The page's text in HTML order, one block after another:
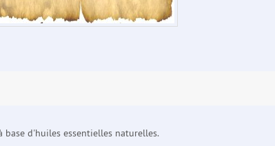
base d'huiles essentielles naturelles.